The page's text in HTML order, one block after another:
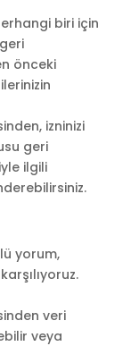
biri için
önceki
izninizi
geri
ilgili
yorum,
veri
veya